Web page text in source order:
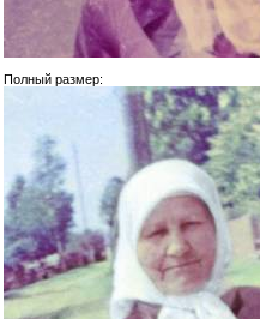
Полный размер: